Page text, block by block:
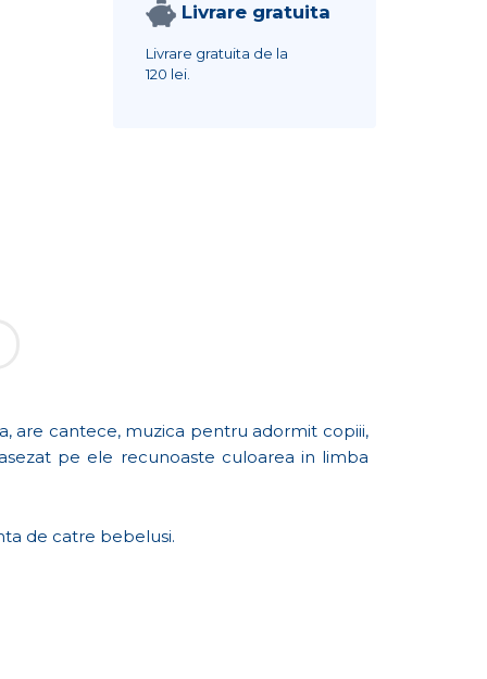
Livrare gratuita
Livrare gratuita de la
120 lei.
are cantece, muzica pentru adormit copiii,
pe ele recunoaste culoarea in limba
de catre bebelusi.